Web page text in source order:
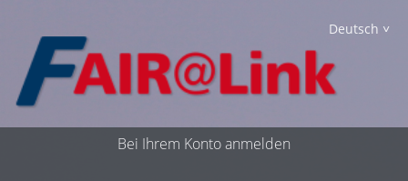
Deutsch
Bei Ihrem Konto anmelden